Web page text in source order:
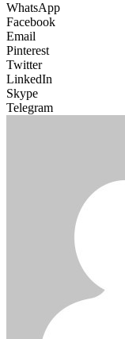
WhatsApp
Facebook
Email
Pinterest
Twitter
LinkedIn
Skype
Telegram